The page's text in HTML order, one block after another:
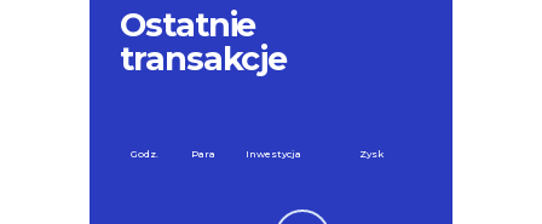
Ostatnie
transakcje
Godz. Para Inwestycja Zysk